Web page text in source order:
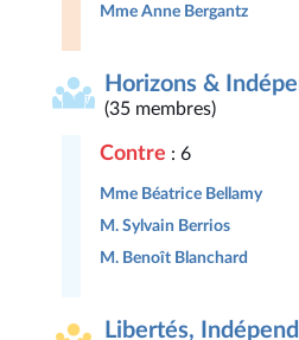
Mme Anne Bergantz
Horizons &
(35 membres)
Contre : 6
Mme Béatrice Bellamy
M. Sylvain Berrios
M. Benoît Blanchard
Libertés,